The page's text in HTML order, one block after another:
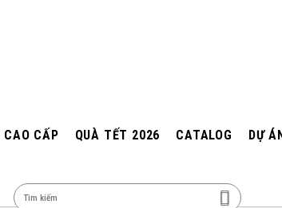
CAO CẤP QUÀ TẾT 2026 CATALOG DỰ